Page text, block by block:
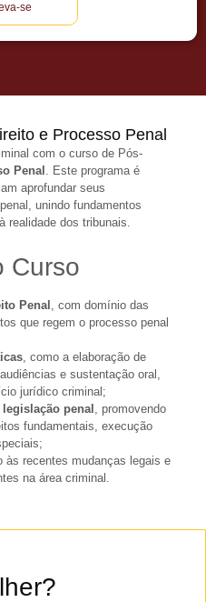
se
e Processo Penal
com o curso de Pós-
Penal . Este programa é
aprofundar seus
unindo fundamentos
realidade dos tribunais.
Curso
Penal , com domínio das
que regem o processo penal
, como a elaboração de
e sustentação oral,
jurídico criminal;
penal , promovendo
fundamentais, execução
às recentes mudanças legais e
na área criminal.